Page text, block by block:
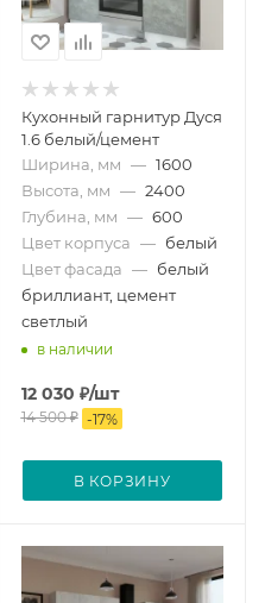
Кухонный гарнитур Дуся
1.6 белый/цемент
Ширина, мм — 1600
Высота, мм — 2400
Глубина, мм — 600
Цвет корпуса — белый
Цвет фасада — белый
бриллиант, цемент
светлый
в наличии
12 030 ₽/шт
14 500₽ -17%
В КОРЗИНУ